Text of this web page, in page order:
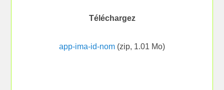
Téléchargez
app-ima-id-nom (zip, 1.01 Mo)